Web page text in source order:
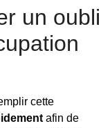
un oubli
cette
afin de